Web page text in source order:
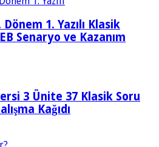
Dönem 1. Yazılı Klasik
Senaryo ve Kazanım
3 Ünite 37 Klasik Soru
Kağıdı